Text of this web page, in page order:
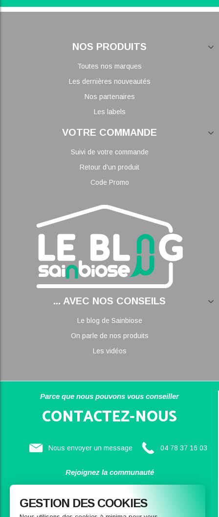
NOS PRODUITS
Toutes nos marques
Les dernières nouveautés
Nos partenaires
Les labels
VOTRE COMMANDE
Suivi de votre commande
Retour d'un produit
Code Promo
... AVEC NOS CONSEILS
Le blog de Sainbiose
On parle de nos produits
Les vidéos
Parce que nous pouvons vous conseiller
CONTACTEZ-NOUS
Nous envoyer un message 04 78 37 16 03
Rejoignez la communauté
SAINBIOSE
GESTION DES COOKIES